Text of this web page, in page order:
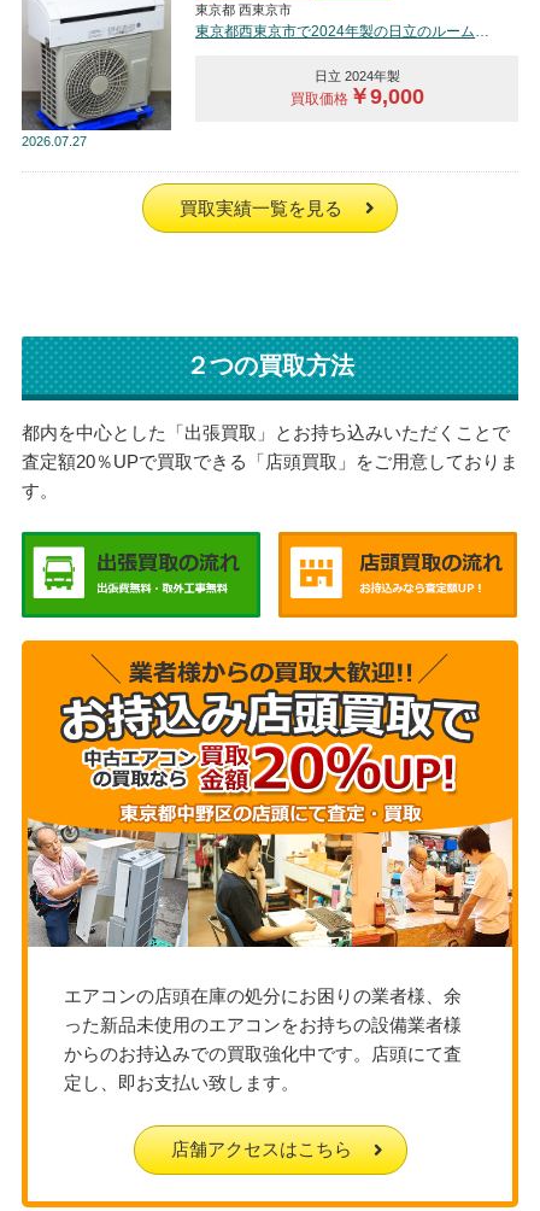
2026 07.27
東京都 西東京市
日立 2024年製
買取価格￥9,000
買取実績一覧を見る
２つの買取方法
都内を中心とした「出張買取」とお持ち込みいただくことで
査定額20％UPで買取できる「店頭買取」をご用意しておりま
す。
エアコンの店頭在庫の処分にお困りの業者様、余
った新品未使用のエアコンをお持ちの設備業者様
からのお持込みでの買取強化中です。店頭にて査
定し、即お支払い致します。
店舗アクセスはこちら